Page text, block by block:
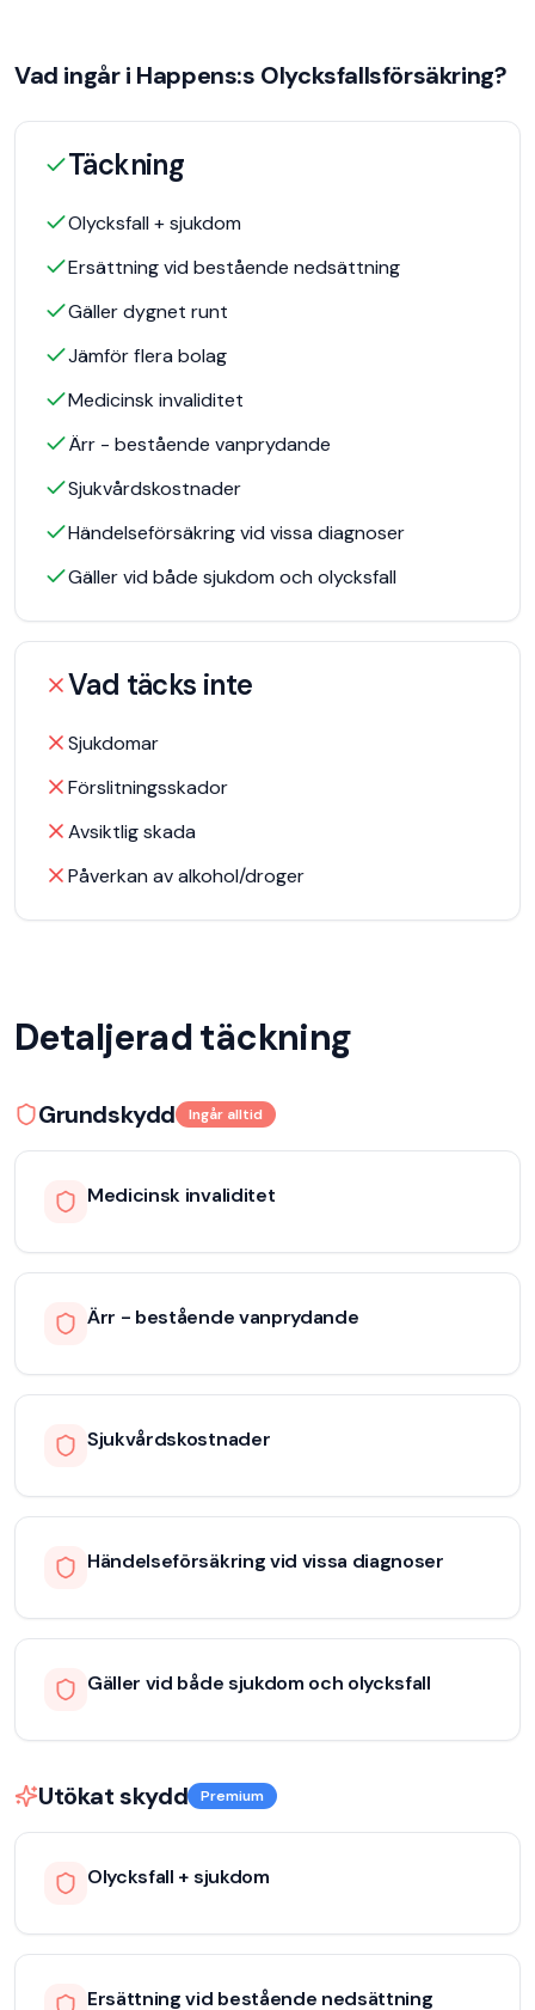
Vad ingår i Happens:s Olycksfallsförsäkring?
Täckning
Olycksfall + sjukdom
Ersättning vid bestående nedsättning
Gäller dygnet runt
Jämför flera bolag
Medicinsk invaliditet
Ärr - bestående vanprydande
Sjukvårdskostnader
Händelseförsäkring vid vissa diagnoser
Gäller vid både sjukdom och olycksfall
Vad täcks inte
Sjukdomar
Förslitningsskador
Avsiktlig skada
Påverkan av alkohol/droger
Detaljerad täckning
Grundskydd Ingår alltid
Medicinsk invaliditet
Ärr - bestående vanprydande
Sjukvårdskostnader
Händelseförsäkring vid vissa diagnoser
Gäller vid både sjukdom och olycksfall
Utökat skydd Premium
Olycksfall + sjukdom
Ersättning vid bestående nedsättning